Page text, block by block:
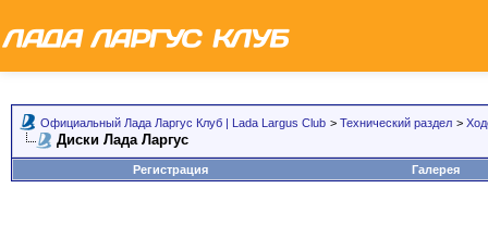
Официальный Лада Ларгус Клуб | Lada Largus Club > Технический раздел >
Диски Лада Ларгус
Регистрация Галерея